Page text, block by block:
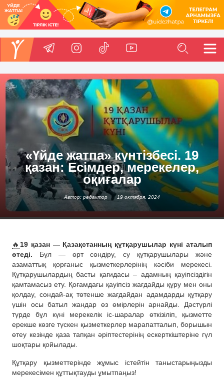
«Үйде жатпа» күнтізбесі. 19
қазан: Есімдер, мерекелер,
оқиғалар
Автор: редактор 19 октября, 2024
🔥 19 қазан — Қазақстанның құтқарушылар күні аталып
өтеді. Бұл — өрт сөндіру, су құтқарушылары және
азаматтық қорғаныс қызметкерлерінің кәсіби мерекесі.
Құтқарушылардың басты қағидасы – адамның қауіпсіздігін
қамтамасыз ету. Қоғамдағы қауіпсіз жағдайды құру мен оны
қолдау, сондай-ақ төтенше жағдайдан адамдарды құтқару
үшін осы батыл жандар өз өмірлерін арнайды. Дәстүрлі
түрде бұл күні мерекелік іс-шаралар өткізіліп, қызметте
ерекше көзге түскен қызметкерлер марапатталып, борышын
өтеу кезінде қаза тапқан әріптестерінің ескерткіштеріне гүл
шоқтары қойылады.
Құтқару қызметтерінде жұмыс істейтін таныстарыңызды
мерекесімен құттықтауды ұмытпаңыз!